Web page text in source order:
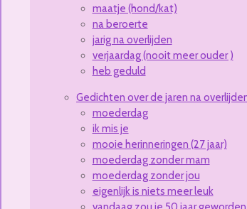
maatje (hond/kat)
na beroerte
jarig na overlijden
verjaardag (nooit meer ouder )
heb geduld
Gedichten over de jaren na
moederdag
ik mis je
mooie herinneringen (27 jaar)
moederdag zonder mam
moederdag zonder jou
eigenlijk is niets meer leuk